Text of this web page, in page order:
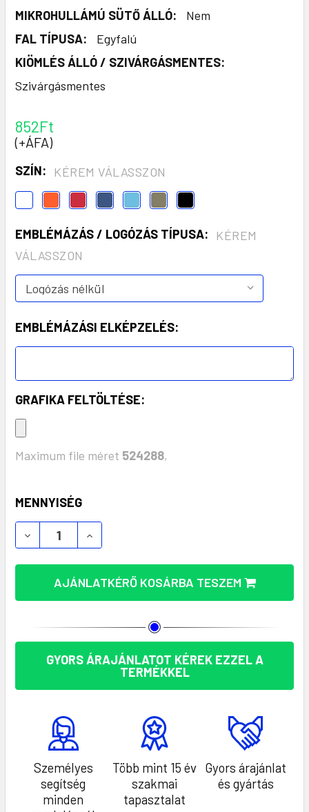
MIKROHULLÁMÚ SÜTŐ ÁLLÓ:
Nem
FAL TÍPUSA:
Egyfalú
KIÖMLÉS ÁLLÓ / SZIVÁRGÁSMENTES:
Szivárgásmentes
852Ft
(+ÁFA)
SZÍN: KÉREM VÁLASSZON
EMBLÉMÁZÁS / LOGÓZÁS TÍPUSA:
KÉREM
VÁLASSZON
EMBLÉMÁZÁSI ELKÉPZELÉS:
GRAFIKA FELTÖLTÉSE:
Maximum file méret 524288,
KÉSZLET:
MENNYISÉG
PEMBOO RPET SPORTKULACS – FENNTARTHATÓ
PEMBOO RPET SPORTKULACS –
AJÁNLATKÉRŐ KOSÁRBA TESZEM
GYORS ÁRAJÁNLATOT KÉREK EZZEL A
TERMÉKKEL
Személyes
segítség
minden
Több mint 15 év
szakmai
tapasztalat
Gyors árajánlat
és gyártás